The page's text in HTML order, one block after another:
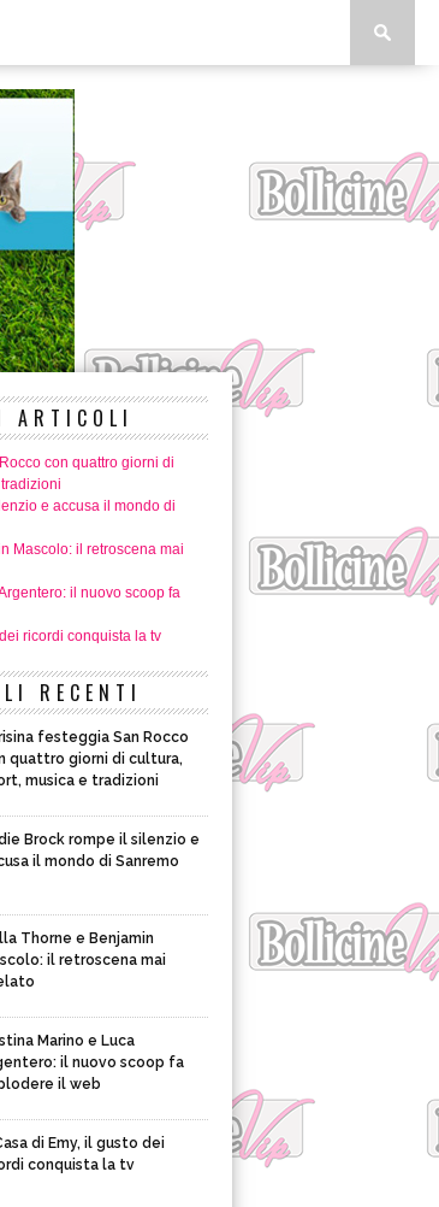
ARTICOLI
con quattro giorni di
e accusa il mondo di
Mascolo: il retroscena mai
il nuovo scoop fa
ricordi conquista la tv
RECENTI
festeggia San Rocco
quattro giorni di cultura,
musica e tradizioni
Brock rompe il silenzio e
il mondo di Sanremo
Thorne e Benjamin
il retroscena mai
Marino e Luca
il nuovo scoop fa
il web
di Emy, il gusto dei
conquista la tv